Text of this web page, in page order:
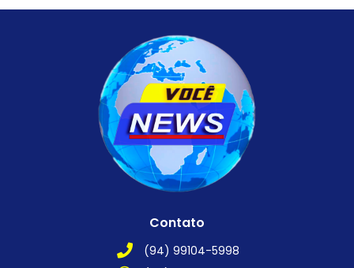
Contato
(94) 99104-5998